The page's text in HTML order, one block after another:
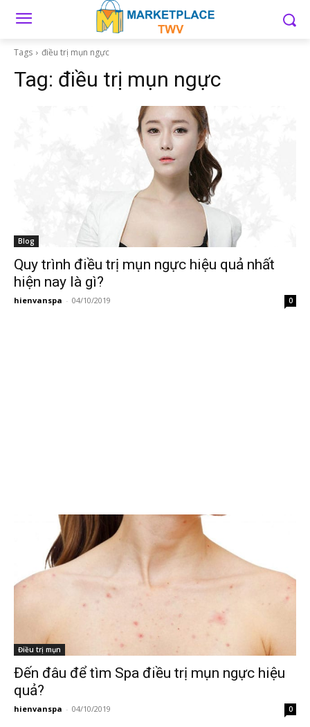
Tags điều trị mụn ngực
Tag: điều trị mụn ngực
Blog
Quy trình điều trị mụn ngực hiệu quả nhất
hiện nay là gì?
hienvanspa - 04/10/2019 0
Điều trị mụn
Đến đâu để tìm Spa điều trị mụn ngực hiệu
quả?
hienvanspa - 04/10/2019 0